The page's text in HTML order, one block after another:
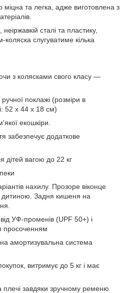
та легка, адже виготовлена з
сталі та пластику,
слугуватиме кілька
з колясками свого класу —
поклажі (розміри в
52 x 44 x 18 см)
екошкіри.
забезпечує додаткове
дітей вагою до 22 кг
нахилу. Прозоре віконце
дитиною. Задня кишеня на
УФ-променів (UPF 50+) і
просоченням
амортизувальна система
витримує до 5 кг і має
плечі завдяки зручному ременю